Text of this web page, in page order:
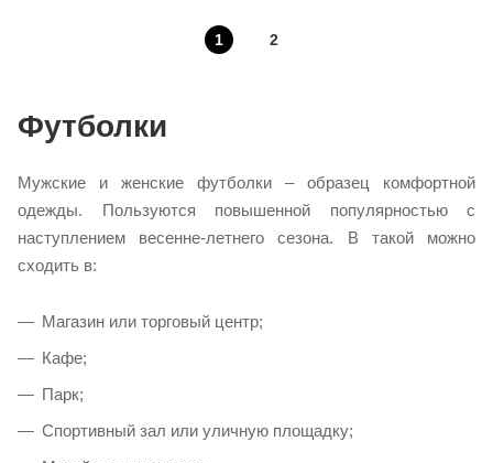
1 2
Футболки
Мужские и женские футболки – образец комфортной
одежды. Пользуются повышенной популярностью с
наступлением весенне-летнего сезона. В такой можно
сходить в:
Магазин или торговый центр;
Кафе;
Парк;
Спортивный зал или уличную площадку;